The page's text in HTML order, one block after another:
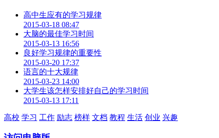
高中生应有的学习规律
2015-03-18 08:47
大脑的最佳学习时间
2015-03-13 16:56
良好学习规律的重要性
2015-03-20 17:37
语言的十大规律
2015-03-23 14:00
大学生该怎样安排好自己的学习时间
2015-03-13 17:11
高校 学习 工作 励志 榜样 文档 教程 生活 创业 兴趣